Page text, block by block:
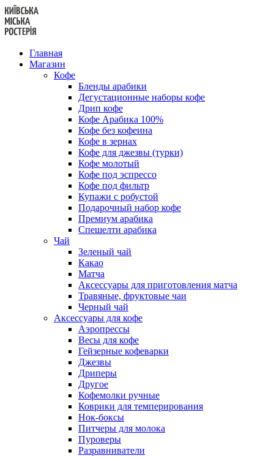
Перейти
к
содержанию
Главная
Магазин
Кофе
Бленды арабики
Дегустационные наборы кофе
Дрип кофе
Кофе Арабика 100%
Кофе без кофеина
Кофе в зернах
Кофе для джезвы (турки)
Кофе молотый
Кофе под эспрессо
Кофе под фильтр
Купажи с робустой
Подарочный набор кофе
Премиум арабика
Спешелти арабика
Чай
Зеленый чай
Какао
Матча
Аксессуары для приготовления матча
Травяные, фруктовые чаи
Черный чай
Аксессуары для кофе
Аэропрессы
Весы для кофе
Гейзерные кофеварки
Джезвы
Дриперы
Другое
Кофемолки ручные
Коврики для темперирования
Нок-боксы
Питчеры для молока
Пуроверы
Разравниватели